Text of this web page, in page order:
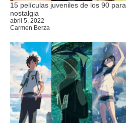
15 películas juveniles de los 90
nostalgia
abril 5, 2022
Carmen Berza